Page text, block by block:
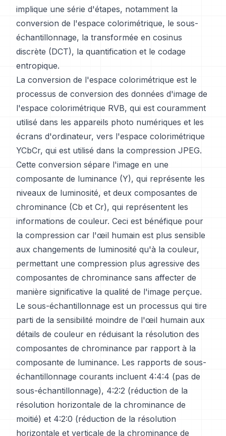
implique une série d'étapes, notamment la
conversion de l'espace colorimétrique, le sous-
échantillonnage, la transformée en cosinus
discrète (DCT), la quantification et le codage
entropique.
La conversion de l'espace colorimétrique est le
processus de conversion des données d'image de
l'espace colorimétrique RVB, qui est couramment
utilisé dans les appareils photo numériques et les
écrans d'ordinateur, vers l'espace colorimétrique
YCbCr, qui est utilisé dans la compression JPEG.
Cette conversion sépare l'image en une
composante de luminance (Y), qui représente les
niveaux de luminosité, et deux composantes de
chrominance (Cb et Cr), qui représentent les
informations de couleur. Ceci est bénéfique pour
la compression car l'œil humain est plus sensible
aux changements de luminosité qu'à la couleur,
permettant une compression plus agressive des
composantes de chrominance sans affecter de
manière significative la qualité de l'image perçue.
Le sous-échantillonnage est un processus qui tire
parti de la sensibilité moindre de l'œil humain aux
détails de couleur en réduisant la résolution des
composantes de chrominance par rapport à la
composante de luminance. Les rapports de sous-
échantillonnage courants incluent 4:4:4 (pas de
sous-échantillonnage), 4:2:2 (réduction de la
résolution horizontale de la chrominance de
moitié) et 4:2:0 (réduction de la résolution
horizontale et verticale de la chrominance de